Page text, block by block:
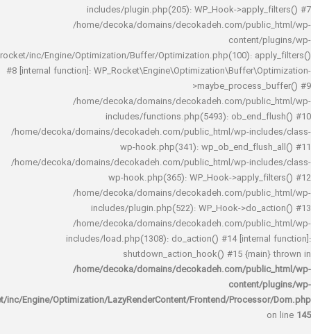
includes/plugin.php(205): WP_Hook-
/home/decoka/domains/decokadeh.com/
rocket/inc/Engine/Optimization/Buffer/Optimization.php(100):
#8 [internal function]:
/home/decoka/domains/decokadeh.com/
includes/functions.php(5493):
/home/decoka/domains/decokadeh.com/public_html/wp-
wp-hook.php(341):
/home/decoka/domains/decokadeh.com/public_html/wp-
wp-hook.php(365): WP_Hook-
/home/decoka/domains/decokadeh.com/
includes/plugin.php(522): WP_Hook-
/home/decoka/domains/decokadeh.com/
includes/load.php(1308): do_action() #14
shutdown_action_hook() #15
/home/decoka/domains/decokadeh.com/
rocket/inc/Engine/Optimization/LazyRenderContent/Frontend/